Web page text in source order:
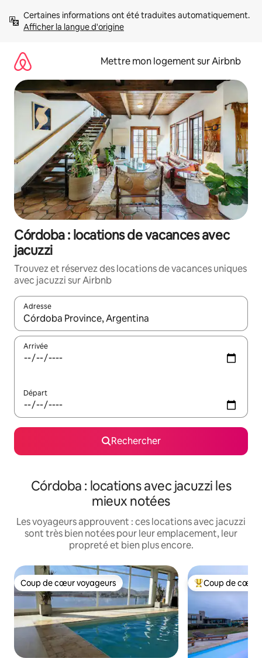
directement
Afficher la langue d'origine
Mettre mon logement sur Airbnb
Córdoba : locations de vacances avec
jacuzzi
Trouvez et réservez des locations de vacances uniques
avec jacuzzi sur Airbnb
Adresse
Lorsque les résultats s'affichent, utilisez les flèches vers le
Arrivée
Départ
Rechercher
Córdoba : locations avec jacuzzi les
mieux notées
Les voyageurs approuvent : ces locations avec jacuzzi
sont très bien notées pour leur emplacement, leur
propreté et bien plus encore.
Coup de cœur voyageurs
Coup de cœur voyageurs Coups de cœur
Coup de cœur